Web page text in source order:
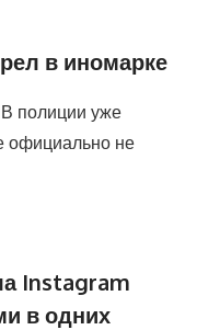
в иномарке
полиции уже
официально не
Instagram
в одних